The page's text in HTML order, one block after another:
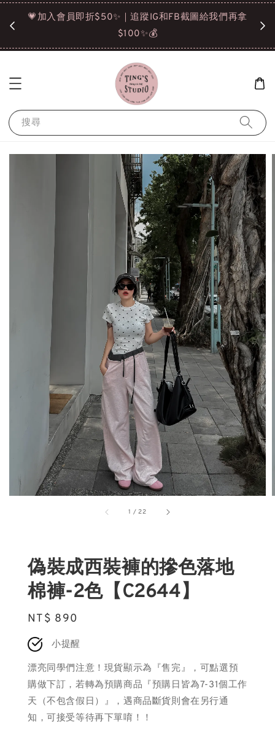
選
💗加入會員即折$50✨｜追蹤IG和FB截圖給我們再拿
$100✨💰
搜尋
1 /22
偽裝成西裝褲的摻色落地
棉褲-2色【C2644】
Regular
price
NT$ 890
小提醒
漂亮同學們注意！現貨顯示為『售完』，可點選預
購做下訂，若轉為預購商品『預購日皆為7-31個工作
天（不包含假日）』，遇商品斷貨則會在另行通
知，可接受等待再下單唷！！